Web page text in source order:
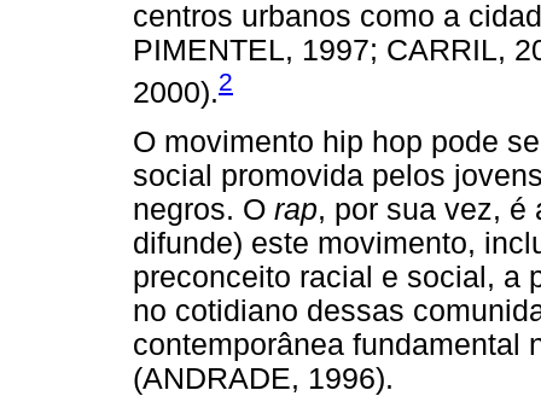
centros urbanos como a
PIMENTEL, 1997; CARRIL,
2000).2
O movimento hip hop pode
social promovida pelos
negros. O rap, por sua vez, é
difunde) este movimento,
preconceito racial e social, a
no cotidiano dessas
contemporânea fundamental
(ANDRADE, 1996).